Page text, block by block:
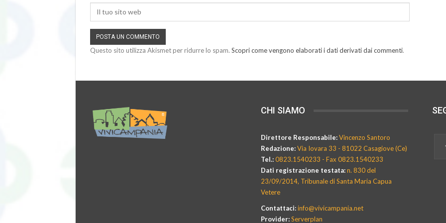
Questo sito utilizza Akismet per ridurre lo spam. Scopri come vengono elaborati i dati derivati dai commenti.
CHI SIAMO
Direttore Responsabile:Vincenzo Santoro
Redazione:Via Iovara 33 - 81022 Casagiove (Ce)
Tel.:0823.1540233 - Fax 0823.1540233
Dati registrazione testata:n. 830 del
23/09/2014, Tribunale di Santa Maria Capua
Vetere
Contattaci: info@vivicampania.net
Provider:Serverplan